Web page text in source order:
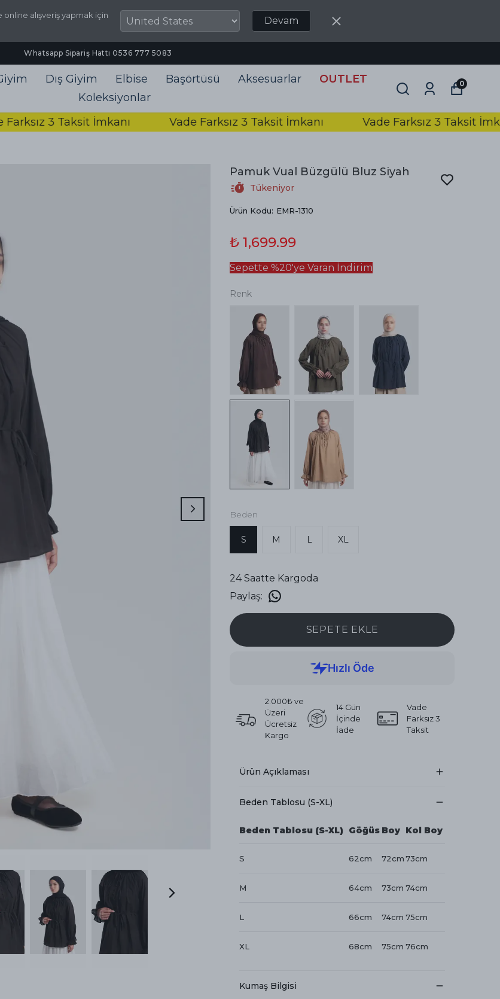
alışveriş yapmak için
Devam
2000₺ ve Üzeri Ücretsiz Kargo
Dış Giyim Elbise Başörtüsü Aksesuarlar
OUTLET
Koleksiyonlar
0
3 Taksit İmkanı Vade Farksız 3 Taksit İmkanı Vade Farksız 3 Taksit İmkanı
Pamuk Vual Büzgülü Bluz Siyah
Tükeniyor
Ürün Kodu: EMR-1310
₺ 1,699.99
Sepette %20'ye Varan İndirim
Renk
Beden
S M L XL
24 Saatte Kargoda
Paylaş:
SEPETE EKLE
2.000₺ ve
Üzeri
Ücretsiz
Kargo
14 Gün
İçinde
İade
Vade
Farksız 3
Taksit
Ürün Açıklaması
Beden Tablosu (S-XL)
Beden Tablosu (S-XL) Göğüs Boy Kol Boy
S 62cm 72cm73cm
M 64cm 73cm 74cm
L 66cm 74cm 75cm
XL 68cm 75cm 76cm
Kumaş Bilgisi